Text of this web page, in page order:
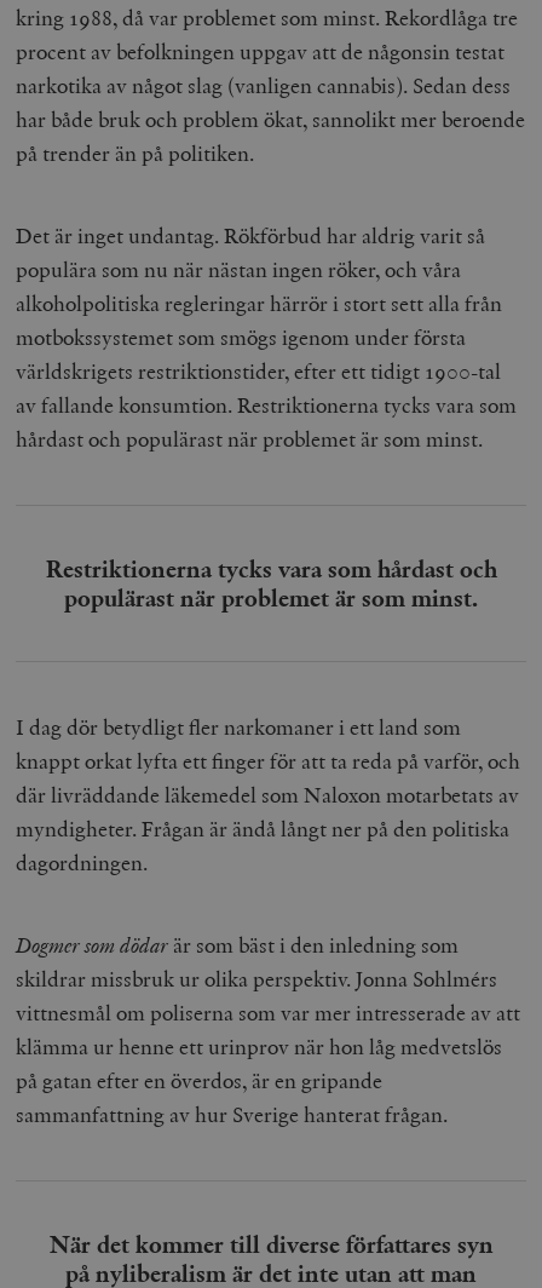
kring 1988, då var problemet som minst. Rekordlåga tre
procent av befolkningen uppgav att de någonsin testat
narkotika av något slag (vanligen cannabis). Sedan dess
har både bruk och problem ökat, sannolikt mer beroende
på trender än på politiken.
Det är inget undantag. Rökförbud har aldrig varit så
populära som nu när nästan ingen röker, och våra
alkoholpolitiska regleringar härrör i stort sett alla från
motbokssystemet som smögs igenom under första
världskrigets restriktionstider, efter ett tidigt 1900-tal
av fallande konsumtion. Restriktionerna tycks vara som
hårdast och populärast när problemet är som minst.
Restriktionerna tycks vara som hårdast och
populärast när problemet är som minst.
I dag dör betydligt fler narkomaner i ett land som
knappt orkat lyfta ett finger för att ta reda på varför, och
där livräddande läkemedel som Naloxon motarbetats av
myndigheter. Frågan är ändå långt ner på den politiska
dagordningen.
Dogmer som dödar är som bäst i den inledning som
skildrar missbruk ur olika perspektiv. Jonna Sohlmérs
vittnesmål om poliserna som var mer intresserade av att
klämma ur henne ett urinprov när hon låg medvetslös
på gatan efter en överdos, är en gripande
sammanfattning av hur Sverige hanterat frågan.
När det kommer till diverse författares syn
på nyliberalism är det inte utan att man